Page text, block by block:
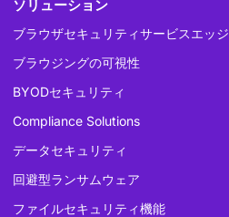
ソリューション
ブラウザセキュリティサービスエッジ
ブラウジングの可視性
BYODセキュリティ
Compliance Solutions
データセキュリティ
回避型ランサムウェア
ファイルセキュリティ機能